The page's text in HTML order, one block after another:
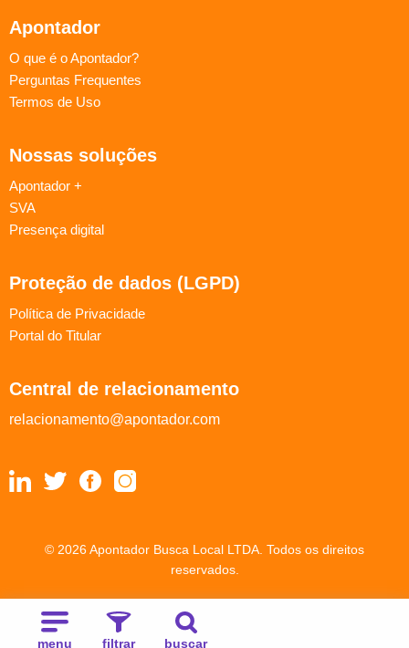
menu filtrar buscar
Apontador
O que é o Apontador?
Perguntas Frequentes
Termos de Uso
Nossas soluções
Apontador +
SVA
Presença digital
Proteção de dados (LGPD)
Política de Privacidade
Portal do Titular
Central de relacionamento
relacionamento@apontador.com
© 2026 Apontador Busca Local LTDA. Todos os direitos
reservados.